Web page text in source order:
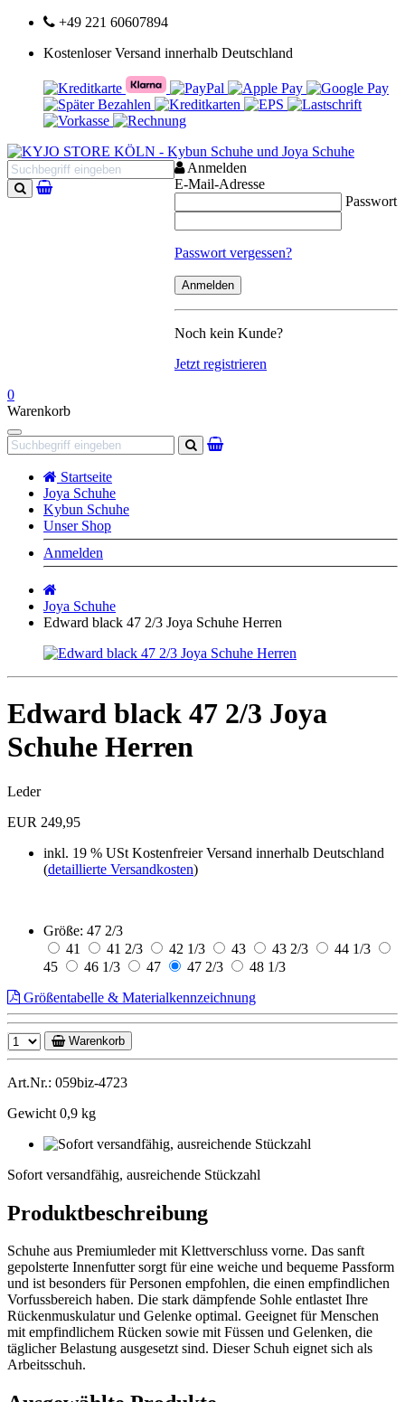
+49 221 60607894
Kostenloser Versand innerhalb Deutschland
Suchen
Anmelden
E-Mail-Adresse
Passwort
Passwort vergessen?
Noch kein Kunde?
Jetzt registrieren
0
Warenkorb
Navigation
Suchen
Startseite
Joya Schuhe
Kybun Schuhe
Unser Shop
Anmelden
Joya Schuhe
Edward black 47 2/3 Joya Schuhe Herren
Edward black 47 2/3 Joya
Schuhe Herren
Leder
EUR 249,95
inkl. 19 % USt Kostenfreier Versand innerhalb Deutschland
(detaillierte Versandkosten)
Größe: 47 2/3
41
41 2/3 42 1/3 43 43 2/3
44 1/3
45
46 1/3 47 47 2/3
48 1/3
Größentabelle & Materialkennzeichnung
Warenkorb
Art.Nr.: 059biz-4723
Gewicht 0,9 kg
Sofort versandfähig, ausreichende Stückzahl
Produktbeschreibung
Schuhe aus Premiumleder mit Klettverschluss vorne. Das sanft
gepolsterte Innenfutter sorgt für eine weiche und bequeme Passform
und ist besonders für Personen empfohlen, die einen empfindlichen
Vorfussbereich haben. Die stark dämpfende Sohle entlastet Ihre
Rückenmuskulatur und Gelenke optimal. Geeignet für Menschen
mit empfindlichem Rücken sowie mit Füssen und Gelenken, die
täglicher Belastung ausgesetzt sind. Dieser Schuh eignet sich als
Arbeitsschuh.